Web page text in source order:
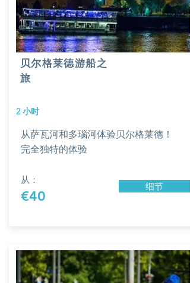
贝尔格莱德游船之
旅
2 小时
从萨瓦河和多瑙河体验贝尔格莱德！
完全独特的体验
从：
€40
细节